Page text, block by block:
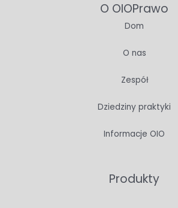
O OIOPrawo
Dom
O nas
Zespół
Dziedziny praktyki
Informacje OIO
Produkty